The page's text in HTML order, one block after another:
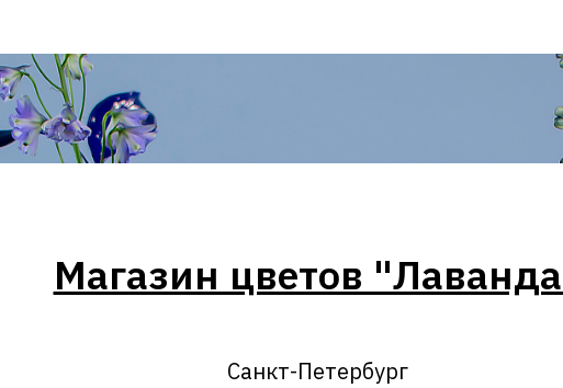
Магазин цветов
Санкт-Петербург